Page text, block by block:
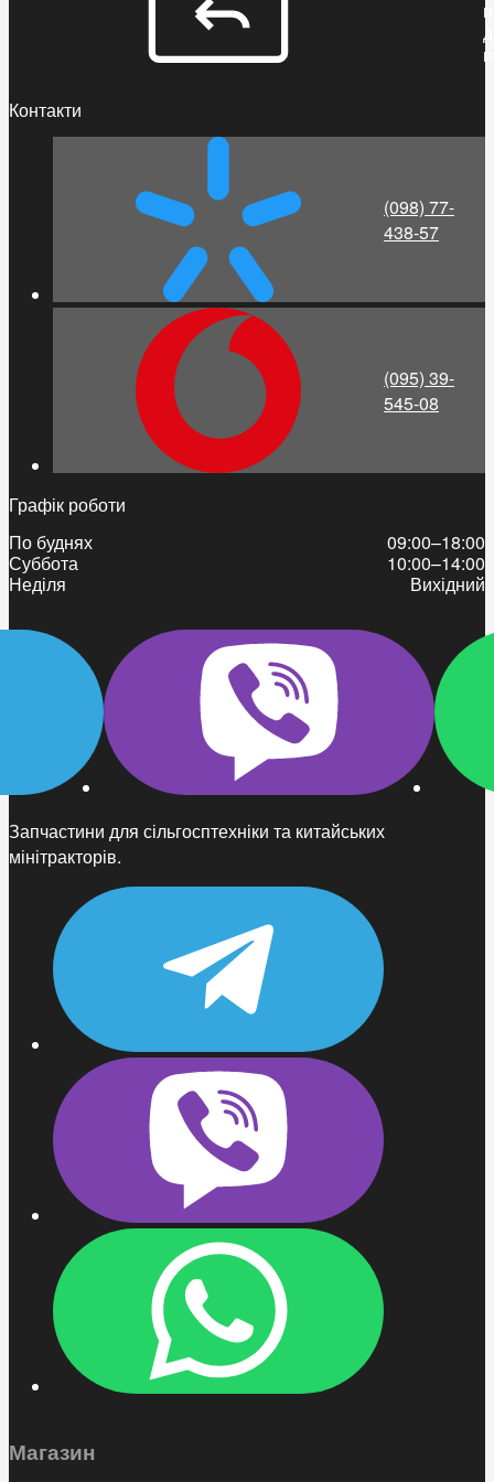
Запчастини для сільгосптехніки та китайських
мінітракторів.
Магазин
Контакти
(098) 77-
438-57
(095) 39-
545-08
Графік роботи
По буднях
09:00–18:00
Суббота
10:00–14:00
Неділя
Вихідний